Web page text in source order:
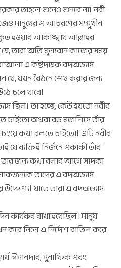
তাহলে শুনেও শুনবে না। নবী
মানুষের এ আচরণের সম্মুখীন
হওয়ার আকাঙ্খায় আল্লাহর
যে, তারা অতি মূল্যবান কাজের সময়
এ কষ্টদায়ক বদঅভ্যাস
যে, যখন বৈঠনে শেষ করার জন্য
চলে যাবে।
ছিল। তা হচ্ছে, কেউ হয়তো নবীর
চাইতো অথবা বড় মজলিসে তাঁর
কথা বলতে চাইতো। এটি নবীর
যে ব্যক্তিই নির্জনে একাকী তাঁর
জন্য কথা বলার আগে সাদকা
তাদের এ বদঅভ্যাস
যাতে তারা এ বদঅভ্যাস
কার্যকর রাখা হয়েছিল। মানুষ
করে নিলে এ নির্দেশ বাতিল করে
ঈমানদার, মুনাফিক এবং